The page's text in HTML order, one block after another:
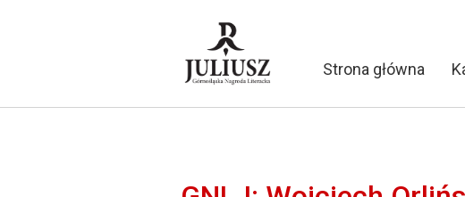
Strona główna